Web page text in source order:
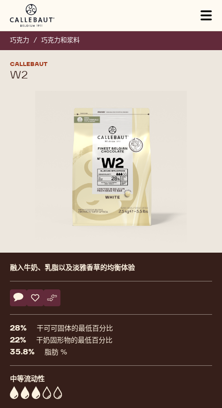
Skip to main content
巧克力 / 巧克力和浆料
CALLEBAUT
W2
Product
information
融入牛奶、乳脂以及淡雅香草的均衡体验
Actions
评论
- W2保存
- W2比较
- W2
28% 干可可固体的最低百分比
22% 干奶固形物的最低百分比
35.8% 脂肪 %
中等流动性
3